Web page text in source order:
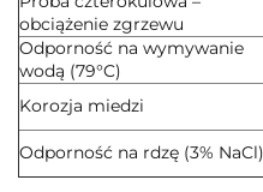
obciążenie zgrzewu
Odporność na wymywanie
wodą (79°C)
Korozja miedzi
Odporność na rdzę (3% NaCl)